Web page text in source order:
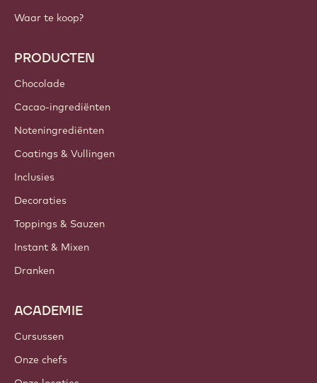
Waar te koop?
PRODUCTEN
Chocolade
Cacao-ingrediënten
Noteningrediënten
Coatings & Vullingen
Inclusies
Decoraties
Toppings & Sauzen
Instant & Mixen
Dranken
ACADEMIE
Cursussen
Onze chefs